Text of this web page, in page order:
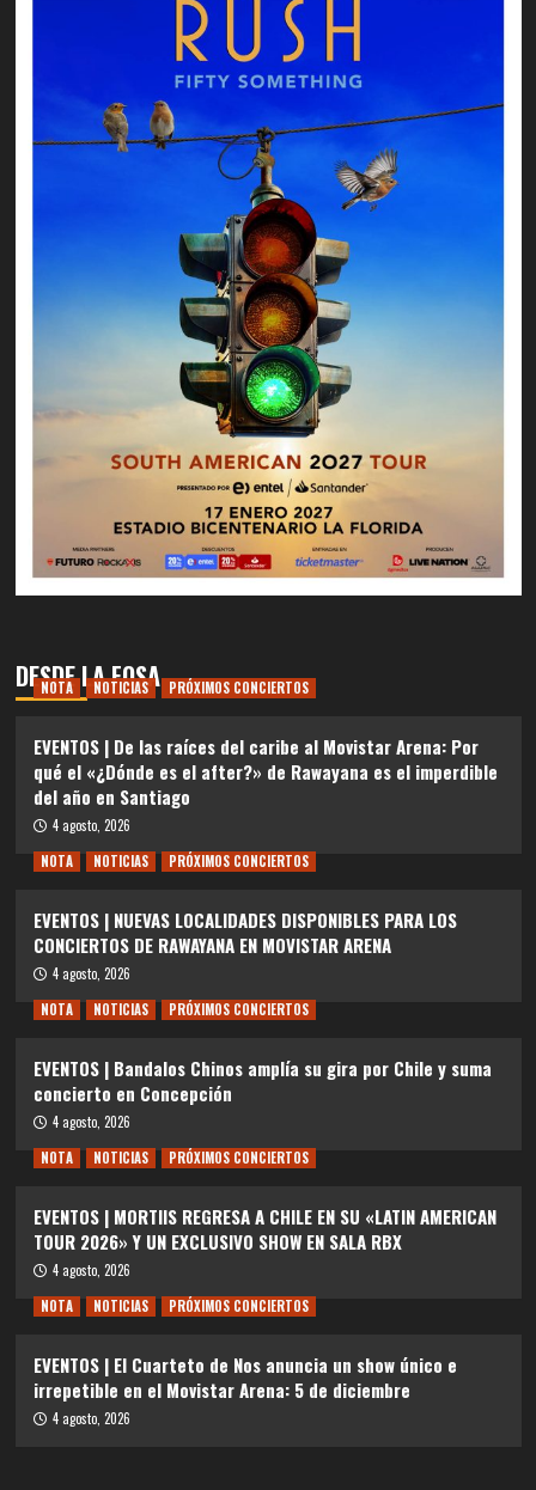
DESDE LA FOSA
NOTA NOTICIAS PRÓXIMOS CONCIERTOS
EVENTOS | De las raíces del caribe al Movistar Arena: Por
qué el «¿Dónde es el after?» de Rawayana es el imperdible
del año en Santiago
4 agosto, 2026
NOTA
NOTICIAS PRÓXIMOS CONCIERTOS
EVENTOS | NUEVAS LOCALIDADES DISPONIBLES PARA LOS
CONCIERTOS DE RAWAYANA EN MOVISTAR ARENA
4 agosto, 2026
NOTA
NOTICIAS PRÓXIMOS CONCIERTOS
EVENTOS | Bandalos Chinos amplía su gira por Chile y suma
concierto en Concepción
4 agosto, 2026
NOTA
NOTICIAS PRÓXIMOS CONCIERTOS
EVENTOS | MORTIIS REGRESA A CHILE EN SU «LATIN AMERICAN
TOUR 2026» Y UN EXCLUSIVO SHOW EN SALA RBX
4 agosto, 2026
NOTA
NOTICIAS PRÓXIMOS CONCIERTOS
EVENTOS | El Cuarteto de Nos anuncia un show único e
irrepetible en el Movistar Arena: 5 de diciembre
4 agosto, 2026